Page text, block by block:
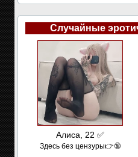
Случайные
Алиса, 22 ✅
Здесь без цензуры👉🔞